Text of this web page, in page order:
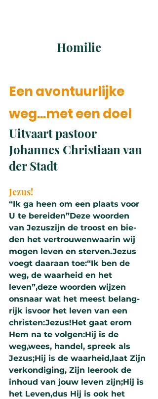
Homilie
Een avon­tuur­lijke
weg...met een doel
Uitvaart pastoor
Johannes Christiaan van
der Stadt
Jezus!
“Ik ga heen om een plaats voor
U te berei­den”Deze woor­den
van Jezuszijn de troost en bie­
den het ver­trouwenwaarin wij
mogen leven en sterven.Jezus
voegt daaraan toe:“Ik ben de
weg, de waar­heid en het
leven”,deze woor­den wijzen
onsnaar wat het meest be­lang­
rijk isvoor het leven van een
christen:Jezus!Het gaat erom
Hem na te volgen:Hij is de
weg,wees, handel, spreek als
Jezus;Hij is de waar­heid,laat Zijn
ver­kon­di­ging, Zijn leerook de
inhoud van jouw leven zijn;Hij is
het Leven,dus Hij is ook het